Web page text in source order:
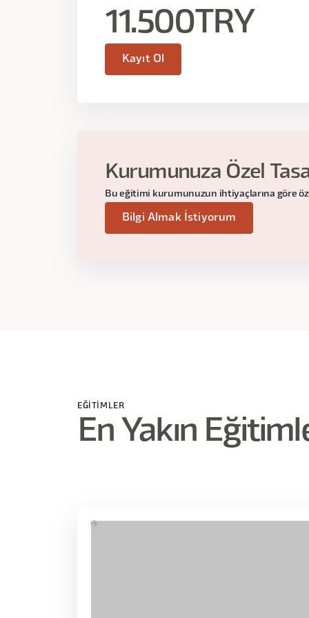
Saat:20.00 - 22.00
2. Ders
Araştırma Sorusu Oluşturma
Çalışma: Bu Soru Nasıl Bir Soru?
3. Ders
Kullanıcı görüşmelerine hazırlık,
11.500TRY
Kayıt Ol
Kurumunuza Özel
Bu eğitimi kurumunuzun ihtiyaçlarına göre
Bilgi Almak İstiyorum
EĞITIMLER
En Yakın